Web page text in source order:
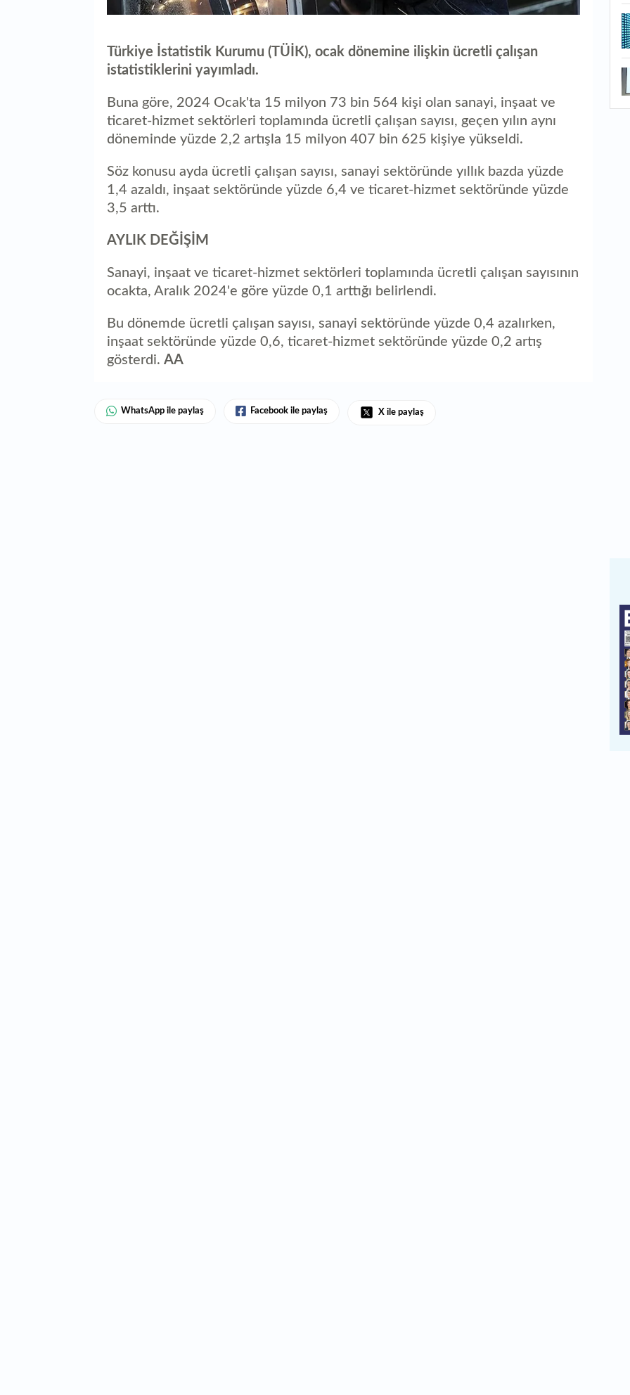
Türkiye İstatistik Kurumu (TÜİK), ocak dönemine ilişkin ücretli çalışan
istatistiklerini yayımladı.
Buna göre, 2024 Ocak'ta 15 milyon 73 bin 564 kişi olan sanayi, inşaat ve
ticaret-hizmet sektörleri toplamında ücretli çalışan sayısı, geçen yılın aynı
döneminde yüzde 2,2 artışla 15 milyon 407 bin 625 kişiye yükseldi.
Söz konusu ayda ücretli çalışan sayısı, sanayi sektöründe yıllık bazda yüzde
1,4 azaldı, inşaat sektöründe yüzde 6,4 ve ticaret-hizmet sektöründe yüzde
3,5 arttı.
AYLIK DEĞİŞİM
Sanayi, inşaat ve ticaret-hizmet sektörleri toplamında ücretli çalışan sayısının
ocakta, Aralık 2024'e göre yüzde 0,1 arttığı belirlendi.
Bu dönemde ücretli çalışan sayısı, sanayi sektöründe yüzde 0,4 azalırken,
inşaat sektöründe yüzde 0,6, ticaret-hizmet sektöründe yüzde 0,2 artış
gösterdi. AA
WhatsApp ile paylaş Facebook ile paylaş X ile paylaş